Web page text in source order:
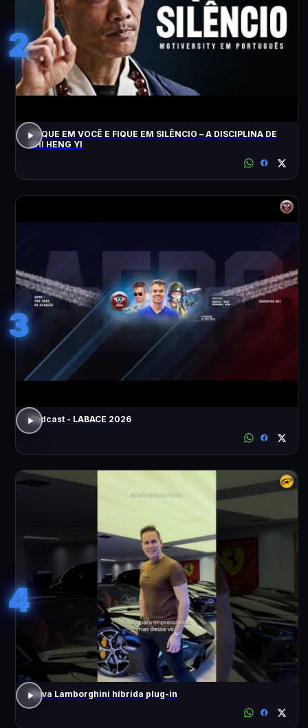
2
FOQUE EM VOCÊ E FIQUE EM SILÊNCIO – A DISCIPLINA DE
SHI HENG YI
3
Podcast - LABACE 2026
4
Nova Lamborghini híbrida plug-in